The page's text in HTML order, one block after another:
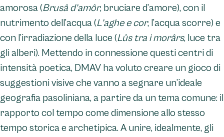
amorosa (Brusâ d’amôr, bruciare d’amore), con il
nutrimento dell’acqua (L’aghe e cor, l’acqua scorre) e
con l’irradiazione della luce (Lûs tra i morârs, luce tra
gli alberi). Mettendo in connessione questi centri di
intensità poetica, DMAV ha voluto creare un gioco di
suggestioni visive che vanno a segnare un’ideale
geografia pasoliniana, a partire da un tema comune: il
rapporto col tempo come dimensione allo stesso
tempo storica e archetipica. A unire, idealmente, gli